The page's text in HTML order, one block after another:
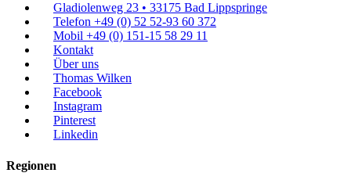
Gladiolenweg 23 • 33175 Bad Lippspringe
Telefon +49 (0) 52 52-93 60 372
Mobil +49 (0) 151-15 58 29 11
Kontakt
Über uns
Thomas Wilken
Facebook
Instagram
Pinterest
Linkedin
Regionen